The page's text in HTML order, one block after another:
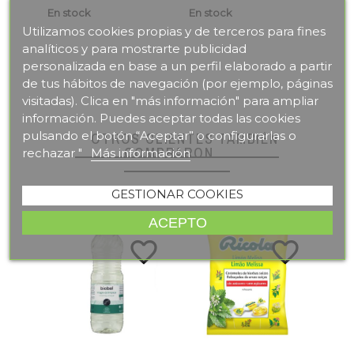
Utilizamos cookies propias y de terceros para fines
analíticos y para mostrarte publicidad
personalizada en base a un perfil elaborado a partir
de tus hábitos de navegación (por ejemplo, páginas
visitadas). Clica en "más información" para ampliar
información. Puedes aceptar todas las cookies
pulsando el botón “Aceptar” o configurarlas o
rechazar "
Más información
GESTIONAR COOKIES
ACEPTO
En stock En stock
OTROS CLIENTES TAMBIÉN
COMPRARON
favorite_border favorite_border